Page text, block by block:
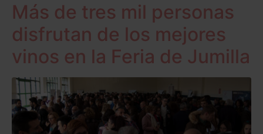
Más de tres mil personas
disfrutan de los mejores
vinos en la Feria de Jumilla